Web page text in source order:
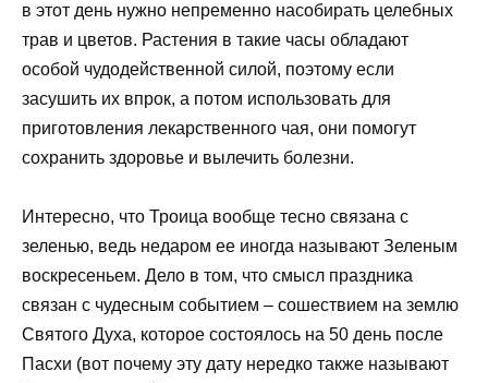
в этот день нужно непременно насобирать целебных
трав и цветов. Растения в такие часы обладают
особой чудодейственной силой, поэтому если
засушить их впрок, а потом использовать для
приготовления лекарственного чая, они помогут
сохранить здоровье и вылечить болезни.
Интересно, что Троица вообще тесно связана с
зеленью, ведь недаром ее иногда называют Зеленым
воскресеньем. Дело в том, что смысл праздника
связан с чудесным событием – сошествием на землю
Святого Духа, которое состоялось на 50 день после
Пасхи (вот почему эту дату нередко также называют